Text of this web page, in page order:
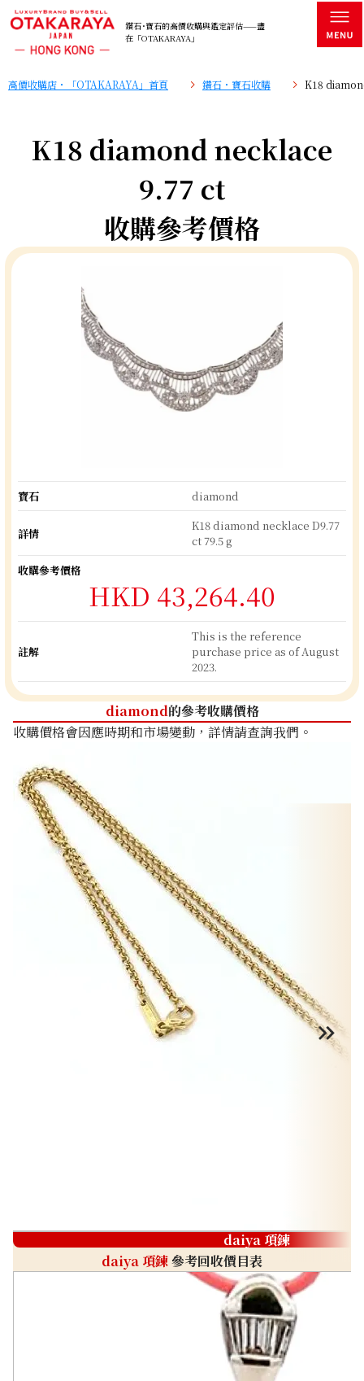
鑽石･寶石的高價收購與鑑定評估——盡
在「OTAKARAYA」
高價收購店・「OTAKARAYA」首頁 鑽石・寶石收購 K18
K18 diamond necklace
9.77 ct
收購參考價格
寶石 diamond
詳情
K18 diamond necklace D9.77
ct 79.5 g
收購參考價格
HKD 43,264.40
註解
This is the reference
purchase price as of August
2023.
diamond的參考收購價格
收購價格會因應時期和市場變動，詳情請查詢我們。
daiya 項鍊
daiya 項鍊參考回收價目表